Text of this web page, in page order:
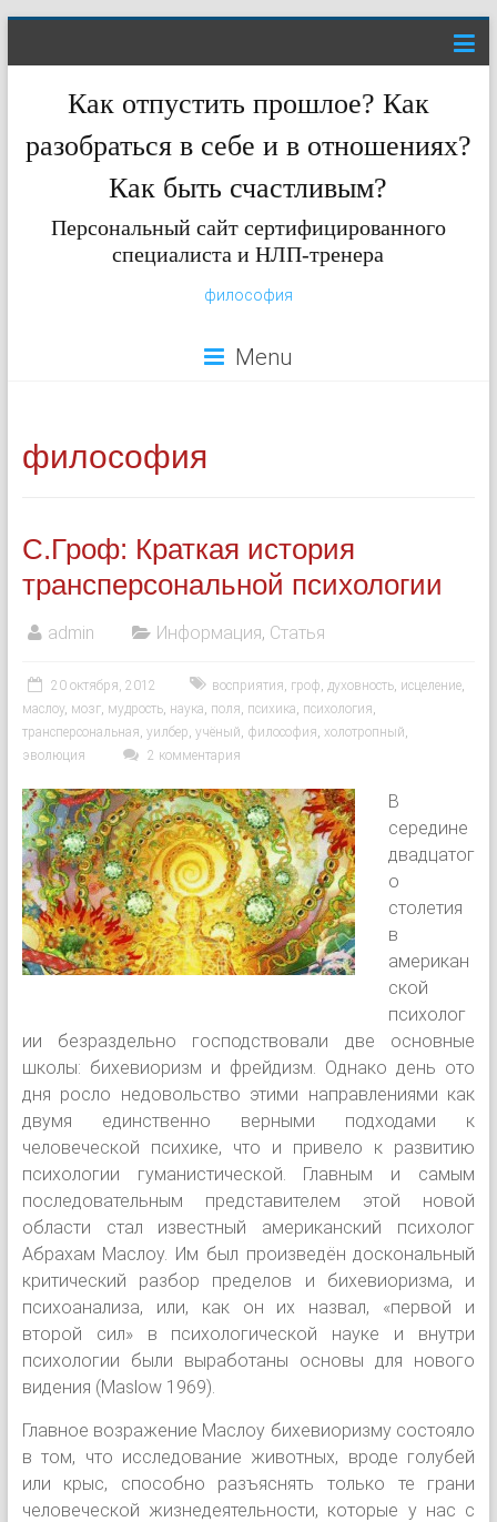
Как отпустить прошлое? Как
разобраться в себе и в отношениях?
Как быть счастливым?
Персональный сайт сертифицированного
специалиста и НЛП-тренера
философия
Menu
философия
С.Гроф: Краткая история
трансперсональной психологии
admin Информация, Статья
20 октября, 2012 восприятия, гроф, духовность, исцеление,
маслоу, мозг, мудрость, наука, поля, психика, психология,
трансперсональная, уилбер, учёный, философия, холотропный,
эволюция
2 комментария
В
середине
двадцатог
о
столетия
в
американ
ской
психолог
ии безраздельно господствовали две основные
школы: бихевиоризм и фрейдизм. Однако день ото
дня росло недовольство этими направлениями как
двумя единственно верными подходами к
человеческой психике, что и привело к развитию
психологии гуманистической. Главным и самым
последовательным представителем этой новой
области стал известный американский психолог
Абрахам Маслоу. Им был произведён доскональный
критический разбор пределов и бихевиоризма, и
психоанализа, или, как он их назвал, «первой и
второй сил» в психологической науке и внутри
психологии были выработаны основы для нового
видения (Maslow 1969).
Главное возражение Маслоу бихевиоризму состояло
в том, что исследование животных, вроде голубей
или крыс, способно разъяснять только те грани
человеческой жизнедеятельности, которые у нас с